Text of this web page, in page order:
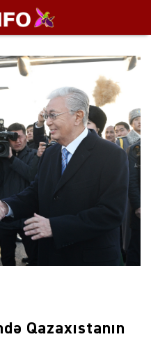
Qazaxıstanın